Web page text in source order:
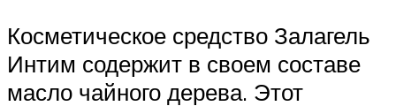
Косметическое средство Залагель
Интим содержит в своем составе
масло чайного дерева. Этот